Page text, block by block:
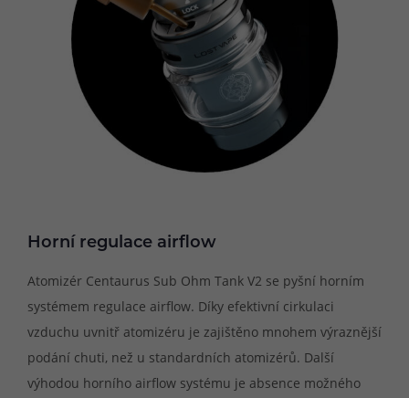
Horní regulace airflow
Atomizér Centaurus Sub Ohm Tank V2 se pyšní horním
systémem regulace airflow. Díky efektivní cirkulaci
vzduchu uvnitř atomizéru je zajištěno mnohem výraznější
podání chuti, než u standardních atomizérů. Další
výhodou horního airflow systému je absence možného